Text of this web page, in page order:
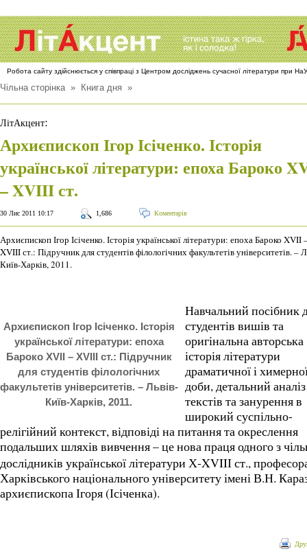
Робота сайту здійснюється у співпраці з Центром досліджень сучасної літератури при
Чільна сторінка» Книга дня »
ЛітАкцент:
Архиєпископ Ігор Ісіченко. Історія
української літератури: епоха Бароко
– XVIII ст.
30 Лис 2011 10:17 1,686 Коментарів
Архиєпископ Ігор Ісіченко. Історія української літератури: епоха Бароко XVII
XVIII ст.: Підручник для студентів філологічних факультетів університетів. –
Київ-Харків, 2011.
Архиєпископ Ігор Ісіченко. Історія
української літератури: епоха
Бароко XVII – XVIII ст.: Підручник
для студентів філологічних
факультетів університетів. – Львів-
Київ-Харків, 2011.
Навчальний посібник
студентів вишів та
оригінальна авторська
історія літератури
драматичної і
доби, детальний аналіз
текстів та занурення в
широкий суспільно-
релігійний контекст, відповіді на питання та окреслення
подальших шляхів вивчення– це нова праця одного з
дослідників української літератури Х-XVIIІ ст.,
Харківського національного університету імені В.Н.
архиєпископа Ігоря (Ісіченка).